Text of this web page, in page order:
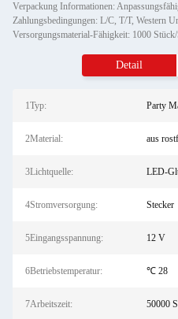
Verpackung Informationen:
Zahlungsbedingungen: L/C, T/T, Western
Versorgungsmaterial-Fähigkeit: 1000
Detail
1Typ: Party
2Material: aus
3Lichtquelle: LED-
4Stromversorgung: Stecker
5Eingangsspannung: 12 V
6Betriebstemperatur: ℃ 28
7Arbeitszeit: 50000